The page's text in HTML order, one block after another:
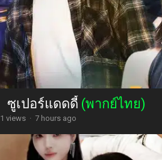
ซูเปอร์แดดดี้ (พากย์ไทย)
1 views · 7 hours ago